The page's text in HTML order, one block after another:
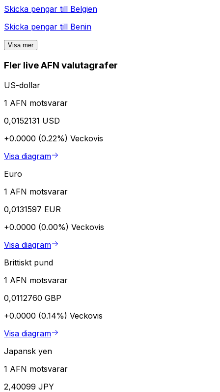
Skicka pengar till Belgien
Skicka pengar till Benin
Visa mer
Fler live AFN valutagrafer
US-dollar
1 AFN motsvarar
0,0152131 USD
+0.0000 (0.22%) Veckovis
Visa diagram
Euro
1 AFN motsvarar
0,0131597 EUR
+0.0000 (0.00%) Veckovis
Visa diagram
Brittiskt pund
1 AFN motsvarar
0,0112760 GBP
+0.0000 (0.14%) Veckovis
Visa diagram
Japansk yen
1 AFN motsvarar
2,40099 JPY